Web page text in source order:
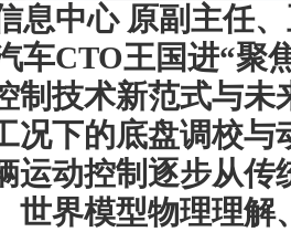
息中心 原副主任
车CTO王国进“聚
制技术新范式与未
况下的底盘调校
运动控制逐步从传
世界模型物理理